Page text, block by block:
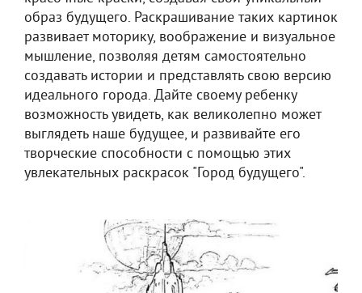
образ будущего. Раскрашивание таких картинок
развивает моторику, воображение и визуальное
мышление, позволяя детям самостоятельно
создавать истории и представлять свою версию
идеального города. Дайте своему ребенку
возможность увидеть, как великолепно может
выглядеть наше будущее, и развивайте его
творческие способности с помощью этих
увлекательных раскрасок "Город будущего".